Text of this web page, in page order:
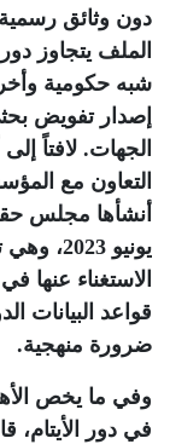
الملف يتجاوز
شبه حكومية
إصدار تفويض
الجهات. لافتاً
التعاون مع
أنشأها مجلس
يونيو
الاستغناء عنها
قواعد البيانات
ضرورة منهجية.
وفي ما يخص
في دور الأيتام،